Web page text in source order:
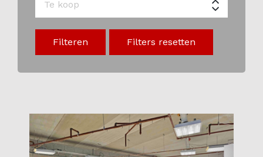
Programma
Bezoekers
Parking
Filteren Filters resetten